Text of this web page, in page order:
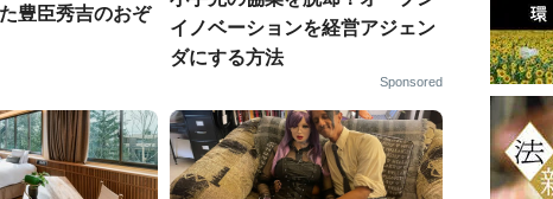
豊臣秀吉のおぞ
イノベーションを経営アジェン
ダにする方法
Sponsored